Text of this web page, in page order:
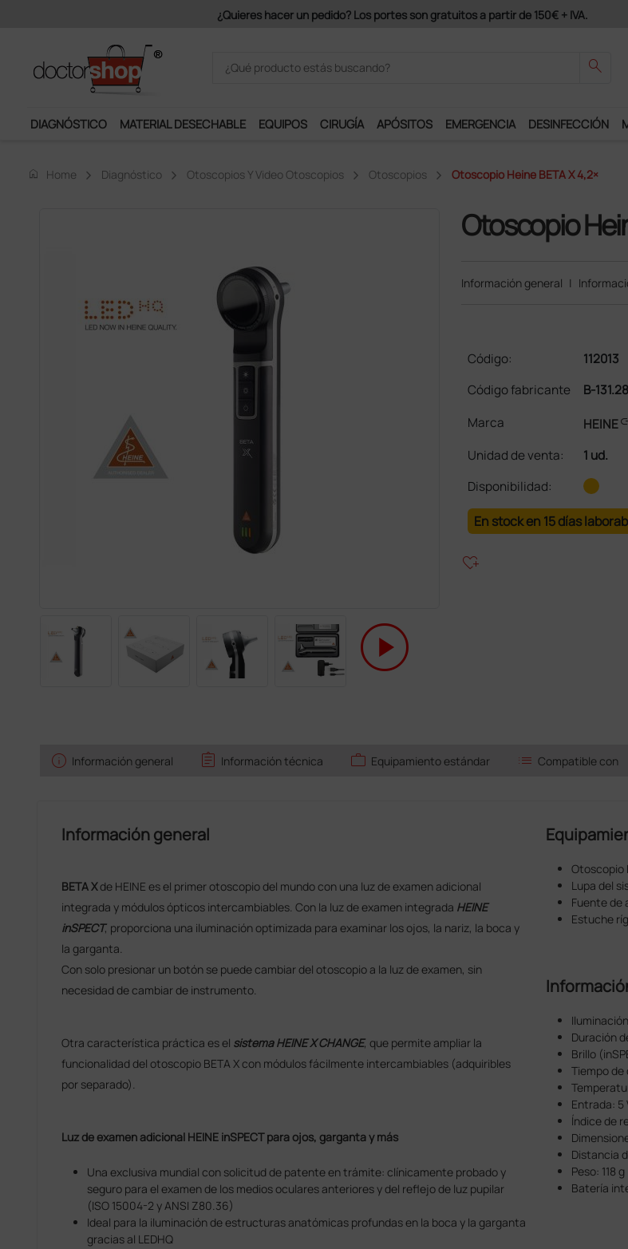
Únete al programa Ds Plus y podrás disfrutar de muchos servicios exclusivos.
search
DIAGNÓSTICO MATERIAL DESECHABLE EQUIPOS CIRUGÍA APÓSITOS EMERGENCIA DESINFECCIÓN
home Home Diagnóstico Otoscopios Y Video Otoscopios Otoscopios Otoscopio Heine BETA X 4,2×
play_circle
Otoscopio
Información general |
Código:
112013
Código fabricante
B-
Marca
HEINE
Unidad de venta:
1 ud.
Disponibilidad:
En stock en 15 días
heart_plus
info Información general assignment Información técnica work Equipamiento estándar list Compatible con
Información general
BETA Xde HEINE es el primer otoscopio del mundo con una luz de examen adicional
integrada y módulos ópticos intercambiables. Con la luz de examen integrada HEINE
inSPECT, proporciona una iluminación optimizada para examinar los ojos, la nariz, la boca y
la garganta.
Con solo presionar un botón se puede cambiar del otoscopio a la luz de examen, sin
necesidad de cambiar de instrumento.
Otra característica práctica es el sistema HEINE X CHANGE, que permite ampliar la
funcionalidad del otoscopio BETA X con módulos fácilmente intercambiables (adquiribles
por separado).
Luz de examen adicional HEINE inSPECT para ojos, garganta y más
Una exclusiva mundial con solicitud de patente en trámite: clínicamente probado y
seguro para el examen de los medios oculares anteriores y del reflejo de luz pupilar
(ISO 15004-2 y ANSI Z80.36)
Ideal para la iluminación de estructuras anatómicas profundas en la boca y la garganta
gracias al LEDHQ
Otoscopio
Lupa del
Fuente de
Estuche
Duración
Brillo
Tiempo de
Entrada: 5
Índice de
Distancia
Peso: 118 g
Batería